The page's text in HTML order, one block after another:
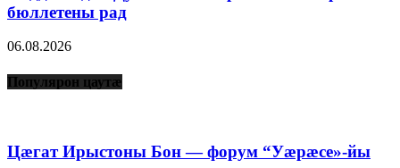
бюллетены рад
06.08.2026
Популярон цаутæ
Цæгат Ирыстоны Бон — форум “Уæрæсе»-йы